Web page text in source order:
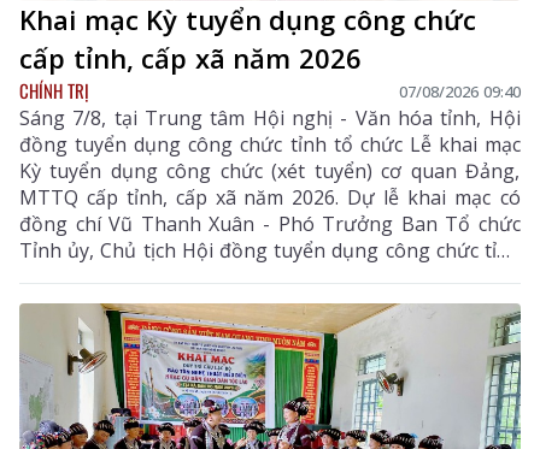
Khai mạc Kỳ tuyển dụng công chức
cấp tỉnh, cấp xã năm 2026
CHÍNH TRỊ 07/08/2026 09:40
Sáng 7/8, tại Trung tâm Hội nghị - Văn hóa tỉnh, Hội
đồng tuyển dụng công chức tỉnh tổ chức Lễ khai mạc
Kỳ tuyển dụng công chức (xét tuyển) cơ quan Đảng,
MTTQ cấp tỉnh, cấp xã năm 2026. Dự lễ khai mạc có
đồng chí Vũ Thanh Xuân - Phó Trưởng Ban Tổ chức
Tỉnh ủy, Chủ tịch Hội đồng tuyển dụng công chức tỉnh
cùng các thành viên hội đồng tuyển dụng, ban giám
sát, ban vấn đáp và thí sinh tham dự kỳ tuyển dụng.